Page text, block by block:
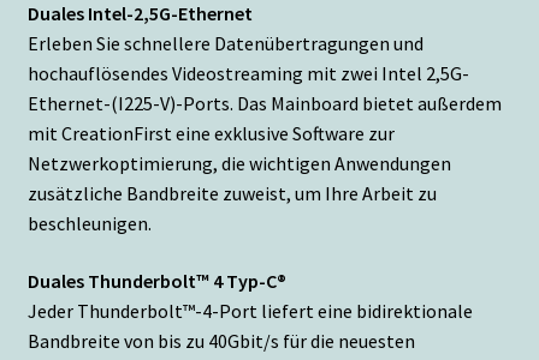
Duales Intel-2,5G-Ethernet
Erleben Sie schnellere Datenübertragungen und
hochauflösendes Videostreaming mit zwei Intel 2,5G-
Ethernet-(I225-V)-Ports. Das Mainboard bietet außerdem
mit CreationFirst eine exklusive Software zur
Netzwerkoptimierung, die wichtigen Anwendungen
zusätzliche Bandbreite zuweist, um Ihre Arbeit zu
beschleunigen.
Duales Thunderbolt™ 4 Typ-C®
Jeder Thunderbolt™-4-Port liefert eine bidirektionale
Bandbreite von bis zu 40Gbit/s für die neuesten